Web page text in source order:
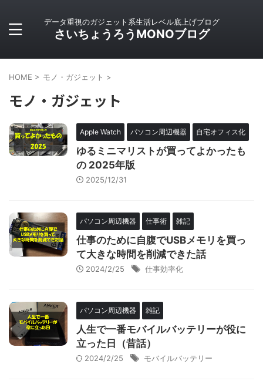
データ重視のガジェット系生活レベル底上げブログ
さいちょうろうMONOブログ
HOME > モノ・ガジェット >
モノ・ガジェット
Apple Watch パソコン周辺機器 自宅オフィス化
ゆるミニマリストが買ってよかったも
の 2025年版
2025/12/31
パソコン周辺機器 仕事術 雑記
仕事のために自腹でUSBメモリを買っ
て大きな時間を削減できた話
2024/2/25 仕事効率化
パソコン周辺機器 雑記
人生で一番モバイルバッテリーが役に
立った日（昔話）
2024/2/25 モバイルバッテリー